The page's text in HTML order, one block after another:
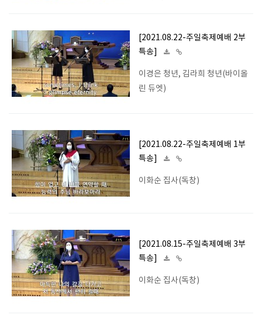
[2021.08.22-주일축제예배 2부
특송]
이경은 청년, 김라희 청년(바이올
린 듀엣)
[2021.08.22-주일축제예배 1부
특송]
이화순 집사(독창)
[2021.08.15-주일축제예배 3부
특송]
이화순 집사(독창)